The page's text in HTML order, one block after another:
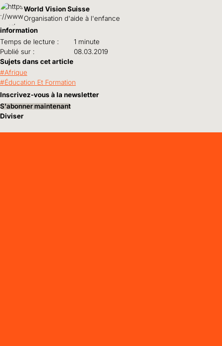
World Vision Suisse
Organisation d'aide à l'enfance
information
Temps de lecture :
1 minute
Publié sur :
08.03.2019
Sujets dans cet article
Afrique
Éducation Et Formation
Inscrivez-vous à la newsletter
S'abonner maintenant
Diviser